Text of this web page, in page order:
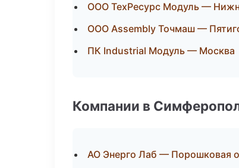
ООО ТехРесурс Модуль —
ООО Assembly Точмаш —
ПК Industrial Модуль — Москва
Компании в
АО Энерго Лаб — Порошковая